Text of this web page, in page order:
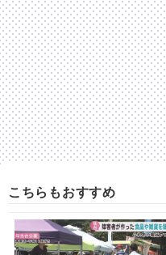
こちらもおすすめ